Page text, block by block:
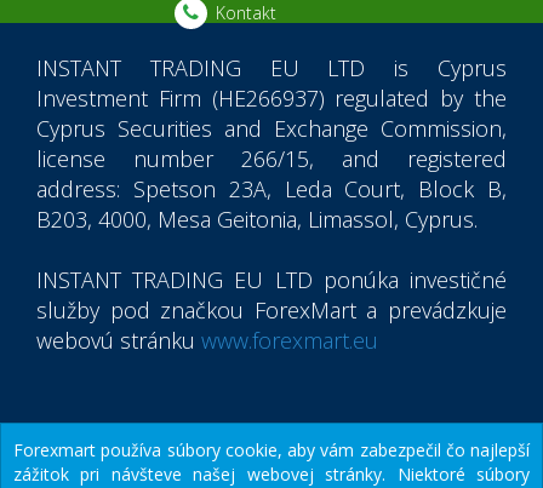
Kontakt
INSTANT TRADING EU LTD is Cyprus
Investment Firm (HE266937) regulated by the
Cyprus Securities and Exchange Commission,
license number 266/15, and registered
address: Spetson 23A, Leda Court, Block B,
B203, 4000, Mesa Geitonia, Limassol, Cyprus.
INSTANT TRADING EU LTD ponúka investičné
služby pod značkou ForexMart a prevádzkuje
webovú stránku www.forexmart.eu
© 2015-2026 Instant Trading EU Ltd.
ForexMart Mobile App
Forexmart používa súbory cookie, aby vám zabezpečil čo najlepší
zážitok pri návšteve našej webovej stránky. Niektoré súbory